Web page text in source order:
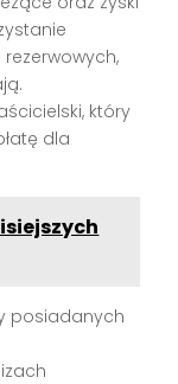
który
dla
posiadanych